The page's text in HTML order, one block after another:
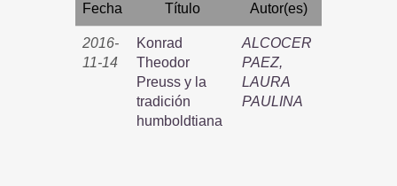
Fecha Título Autor(es)
2016-
11-14
Konrad
Theodor
Preuss y la
tradición
humboldtiana
ALCOCER
PAEZ,
LAURA
PAULINA